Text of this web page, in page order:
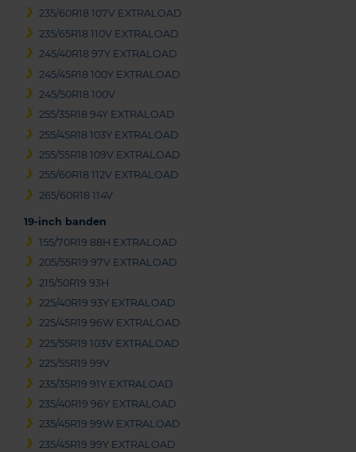
235/60R18 107V EXTRALOAD
235/65R18 110V EXTRALOAD
245/40R18 97Y EXTRALOAD
245/45R18 100Y EXTRALOAD
245/50R18 100V
255/35R18 94Y EXTRALOAD
255/45R18 103Y EXTRALOAD
255/55R18 109V EXTRALOAD
255/60R18 112V EXTRALOAD
265/60R18 114V
19-inch banden
155/70R19 88H EXTRALOAD
205/55R19 97V EXTRALOAD
215/50R19 93H
225/40R19 93Y EXTRALOAD
225/45R19 96W EXTRALOAD
225/55R19 103V EXTRALOAD
225/55R19 99V
235/35R19 91Y EXTRALOAD
235/40R19 96Y EXTRALOAD
235/45R19 99W EXTRALOAD
235/45R19 99Y EXTRALOAD